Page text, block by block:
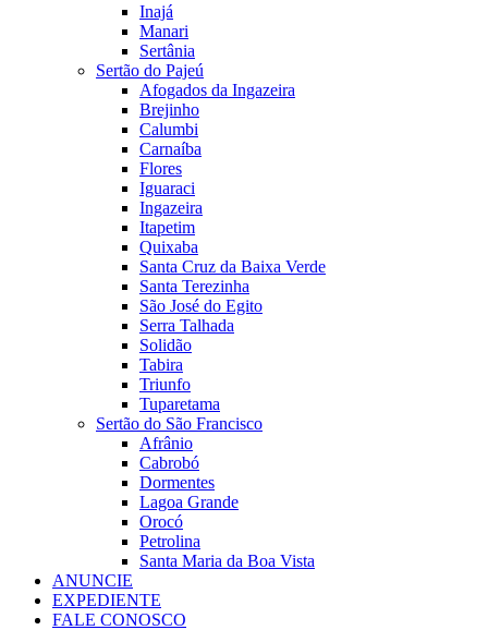
Inajá
Manari
Sertânia
Sertão do Pajeú
Afogados da Ingazeira
Brejinho
Calumbi
Carnaíba
Flores
Iguaraci
Ingazeira
Itapetim
Quixaba
Santa Cruz da Baixa Verde
Santa Terezinha
São José do Egito
Serra Talhada
Solidão
Tabira
Triunfo
Tuparetama
Sertão do São Francisco
Afrânio
Cabrobó
Dormentes
Lagoa Grande
Orocó
Petrolina
Santa Maria da Boa Vista
ANUNCIE
EXPEDIENTE
FALE CONOSCO